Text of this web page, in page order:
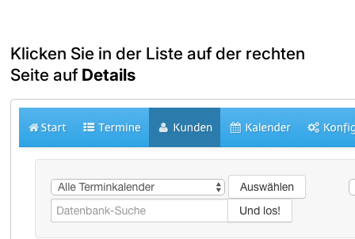
Klicken Sie in der Liste auf der rechten
Seite auf Details